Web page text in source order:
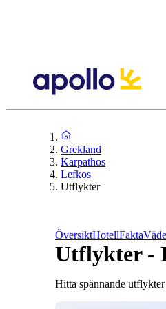
Grekland
Karpathos
Lefkos
Utflykter
ÖversiktHotellFakta
Utflykter -
Hitta spännande